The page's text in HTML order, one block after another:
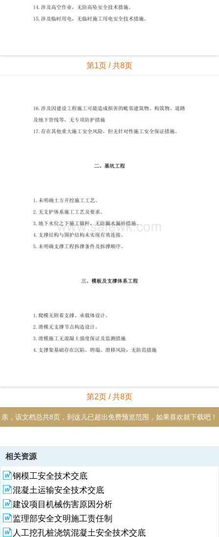
第1页 / 共8页
第2页 / 共8页
亲，该文档总共8页，到这儿已超出免费预览范围，如果喜欢就下载吧！
资源描述
1、一、通用条款1.无工程及周边环境情况描述。2.无施工风险辨识、风
险分级及相应的风险管控措施。3.无施工现场布置图和资源配置计划
表。4.施工工艺技术不满足设计和现场实际情况5.无施工安全保证措施
(含组织保障措施、技术保障措施、监测监控措施)。6.无施工管理及作
业人员配备和分工、安全职责(含施工管理人员专职安全生产管理人
员、建筑施工特种作业人员和其他作业人员)7.无关键工序检验与验收要
求。8.无应急处置措施。9.设计和计算不符合强制性规范要求10.无相关
相关资源
钢模工安全技术交底
混凝土运输安全技术交底
建设项目机械伤害原因分析
监理部安全文明施工责任制
人工挖孔桩浇筑混凝土安全技术交底